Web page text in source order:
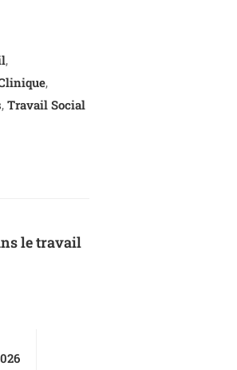
,
,
, Travail Social
le travail